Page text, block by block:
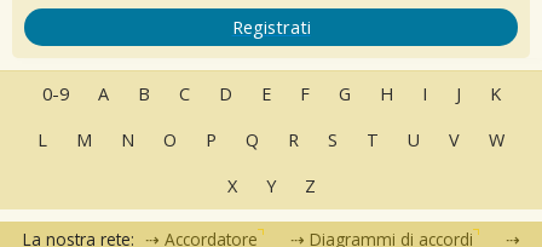
Registrati
0-9 A B C D E F G H I J
K
L
M N O P Q R S T U V
W
X
Y Z
La nostra rete: Accordatore Diagrammi di accordi